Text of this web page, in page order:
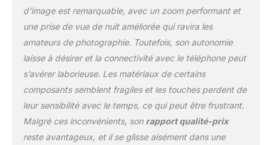
d’image est remarquable, avec un zoom performant et
une prise de vue de nuit améliorée qui ravira les
amateurs de photographie. Toutefois, son autonomie
laisse à désirer et la connectivité avec le téléphone peut
s’avérer laborieuse. Les matériaux de certains
composants semblent fragiles et les touches perdent de
leur sensibilité avec le temps, ce qui peut être frustrant.
Malgré ces inconvénients, son rapport qualité-prix
reste avantageux, et il se glisse aisément dans une